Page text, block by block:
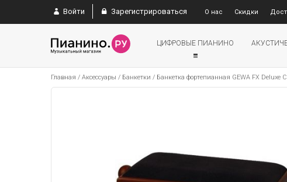
Войти Зарегистрироваться О нас Скидки
ЦИФРОВЫЕ ПИАНИНО
Главная / Аксессуары / Банкетки / Банкетка фортепианная GEWA FX Deluxe